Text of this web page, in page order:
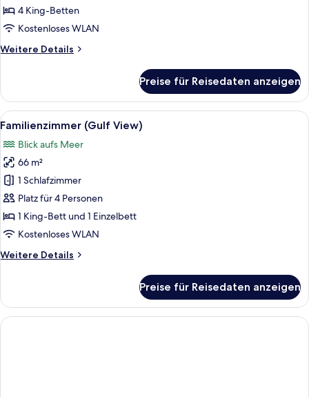
4 King-Betten
Kostenloses WLAN
Weitere Details
Weitere
4 Schlafzimmer
Preise für Reisedaten anzeigen
Alle
Fotos
für
Familienzimmer
(Gulf
View)
anzeigen
Ein Hotelzimmer mit zwei Betten,
3
Familienzimmer (Gulf View)
Blick aufs Meer
66 m²
1 Schlafzimmer
Platz für 4 Personen
1 King-Bett und 1 Einzelbett
Kostenloses WLAN
Weitere Details
Weitere
(Gulf
View)
Preise für Reisedaten anzeigen